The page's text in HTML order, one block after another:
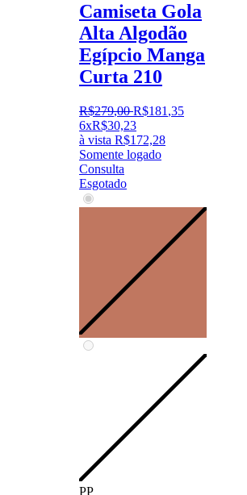
Camiseta Gola
Alta Algodão
Egípcio Manga
Curta 210
R$279,00 R$181 ,35
6xR$30,23
à vista R$172,28
Somente logado
Consulta
Esgotado
PP